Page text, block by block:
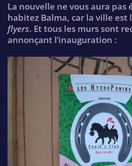
La nouvelle ne vous aura pas
habitez Balma, car la ville
flyers. Et tous les murs sont
annonçant l’inauguration :